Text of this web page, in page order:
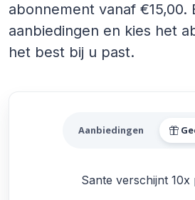
abonnement vanaf €15,00.
aanbiedingen en kies het
het best bij u past.
Alle Sante
Aanbiedingen
Sante verschijnt 10x